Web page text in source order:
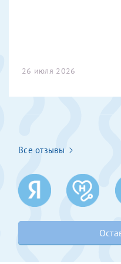
26 июля 2026
Все отзывы